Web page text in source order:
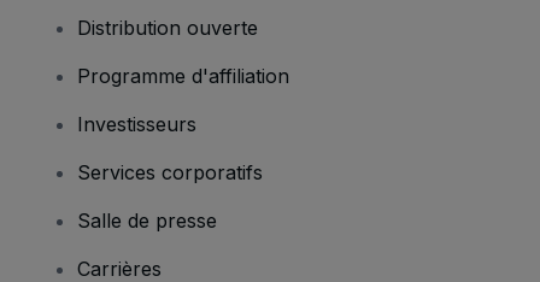
Distribution ouverte
Programme d'affiliation
Investisseurs
Services corporatifs
Salle de presse
Carrières